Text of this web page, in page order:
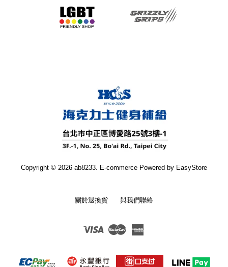
Copyright © 2026 ab8233. E-commerce Powered by EasyStore
關於退換貨 與我們聯絡
Visa Master